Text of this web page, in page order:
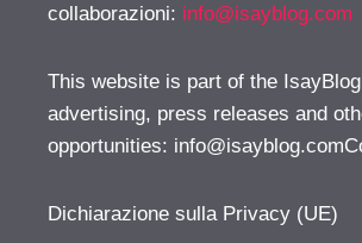
collaborazioni: info@isayblog.com
This website is part of the
advertising, press releases and
opportunities:
Dichiarazione sulla Privacy (UE)